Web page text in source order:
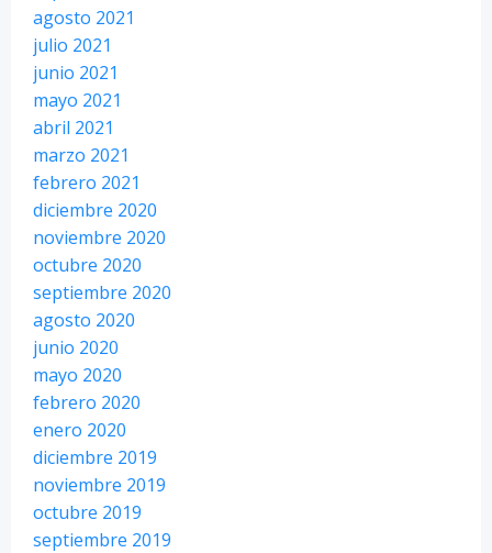
agosto 2021
julio 2021
junio 2021
mayo 2021
abril 2021
marzo 2021
febrero 2021
diciembre 2020
noviembre 2020
octubre 2020
septiembre 2020
agosto 2020
junio 2020
mayo 2020
febrero 2020
enero 2020
diciembre 2019
noviembre 2019
octubre 2019
septiembre 2019